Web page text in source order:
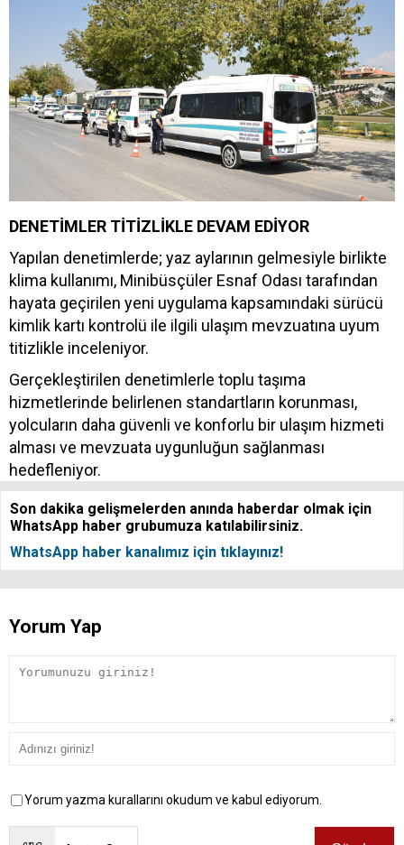
DENETİMLER TİTİZLİKLE DEVAM EDİYOR
Yapılan denetimlerde; yaz aylarının gelmesiyle birlikte
klima kullanımı, Minibüsçüler Esnaf Odası tarafından
hayata geçirilen yeni uygulama kapsamındaki sürücü
kimlik kartı kontrolü ile ilgili ulaşım mevzuatına uyum
titizlikle inceleniyor.
Gerçekleştirilen denetimlerle toplu taşıma
hizmetlerinde belirlenen standartların korunması,
yolcuların daha güvenli ve konforlu bir ulaşım hizmeti
alması ve mevzuata uygunluğun sağlanması
hedefleniyor.
Son dakika gelişmelerden anında haberdar olmak için
WhatsApp haber grubumuza katılabilirsiniz.
WhatsApp haber kanalımız için tıklayınız!
Yorum Yap
Yorum yazma kurallarını okudum ve kabul ediyorum.